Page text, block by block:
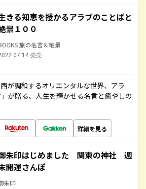
きる知恵を授かるアラブのことばと
景１００
旅の名言＆絶景
発売
が調和するオリエンタルな世界、アラ
が贈る、人生を輝かせる名言と癒やしの
詳細を見る
朱印はじめました 関東の神社 週
開運さんぽ
朱印